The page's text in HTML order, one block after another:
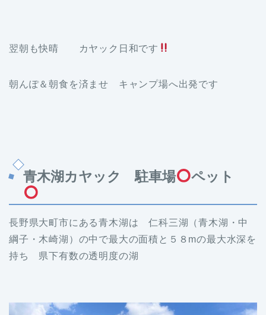
翌朝も快晴 カヤック日和です
朝んぽ＆朝食を済ませ キャンプ場へ出発です
青木湖カヤック 駐車場 ペット
長野県大町市にある青木湖は 仁科三湖（青木湖・中
綱子・木崎湖）の中で最大の面積と５８mの最大水深を
持ち 県下有数の透明度の湖